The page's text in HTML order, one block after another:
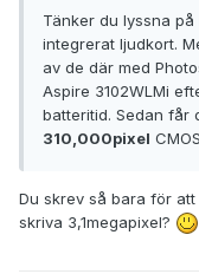
Tänker du lyssna på
integrerat ljudkort.
av de där med
Aspire 3102WLMi
batteritid. Sedan får
310,000pixel
Du skrev så bara för
skriva 3,1megapixel?